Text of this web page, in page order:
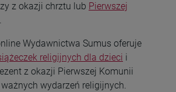
z okazji chrztu lub Pierwszej
.
Wydawnictwa Sumus oferuje
religijnych dla dzieci i
z okazji Pierwszej Komunii
wydarzeń religijnych.